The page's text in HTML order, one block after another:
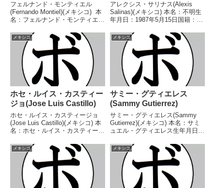
フェルナンド・モンティエル
(Fernando Montiel)(メキシコ) 本
名：フェルナンド・モンティエ
1979年3月1日国籍：メキシコ戦
績：62戦54勝(39KO)6敗2分 【獲
得タイトル】WBA北米スーパ...
アレクシス・サリナス(Alexis
Salinas)(メキシコ) 本名：不明生
年月日：1987年5月15日国籍：メ
分 【獲得タイトル】WBCスペイ
ン語圏スーパーフェザー級王座
WBCスペイン語圏スーパーフ...
メキシコ
ホセ・ルイス・カスティー
ジョ(Jose Luis Castillo)
ホセ・ルイス・カスティージョ
(Jose Luis Castillo)(メキシコ) 本
名：ホセ・ルイス・カスティージ
籍：メキシコ戦績：80戦66勝
(57KO)13敗1分 【獲得タイト
ル】メキシコ-バハカリ...
メキシコ
サミー・グティエレス
(Sammy Gutierrez)
サミー・グティエレス(Sammy
Gutierrez)(メキシコ) 本名：サミ
ュエル・グティエレス生年月日：
戦績：46戦33勝(23KO)11敗2
分 【獲得タイトル】メキシコミ
ニマム級王座メキシコミニマム...
メキシコ メキシコ